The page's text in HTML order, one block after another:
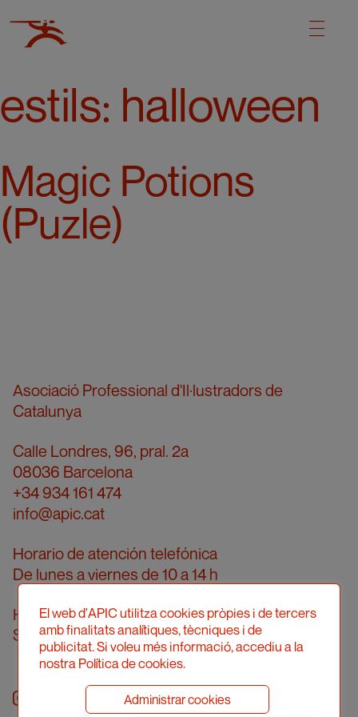
estils: halloween
Magic Potions
(Puzle)
Asociació Professional d'Il·lustradors de
Catalunya
Calle Londres, 96, pral. 2a
08036 Barcelona
+34 934 161 474
info@apic.cat
Horario de atención telefónica
De lunes a viernes de 10 a 14 h
Horario de atención presencial
Solicitar cita previa
twitteryoutube
El web d'APIC utilitza cookies pròpies i de tercers
amb finalitats analítiques, tècniques i de
publicitat. Si voleu més informació, accediu a la
nostra Política de cookies.
Administrar cookies